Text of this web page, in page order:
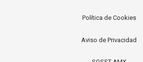
Política de Cookies
Aviso de Privacidad